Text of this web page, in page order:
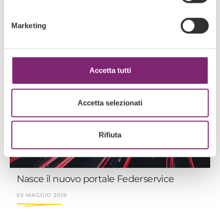
Marketing
Accetta tutti
Accetta selezionati
Rifiuta
Nasce il nuovo portale Federservice
02 MAGGIO 2019